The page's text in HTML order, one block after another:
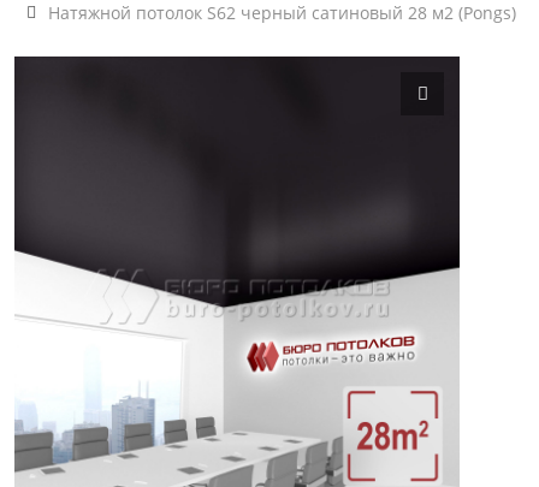
Натяжной потолок S62 черный сатиновый 28 м2 (Pongs)